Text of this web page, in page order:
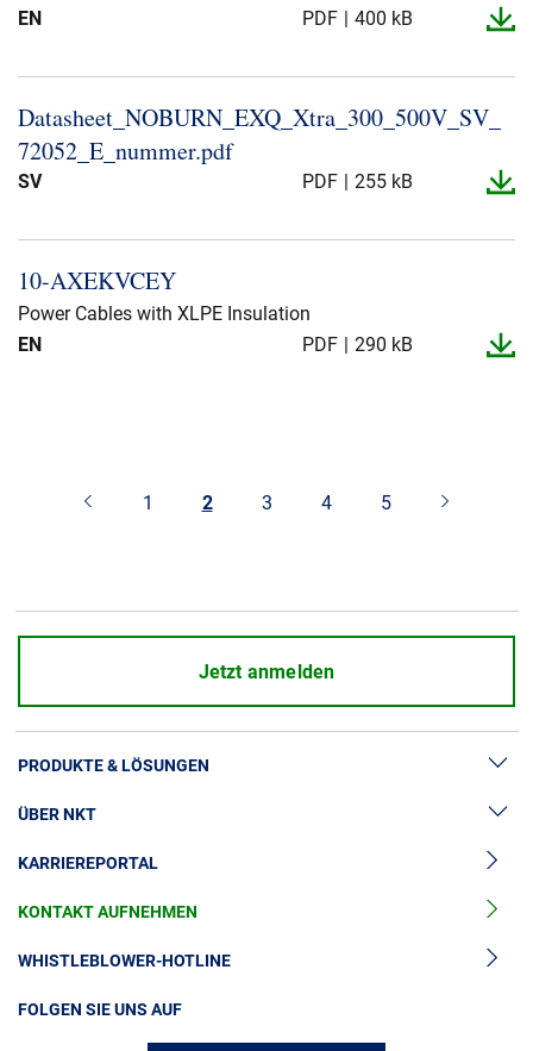
EN
PDF 400 kB
Datasheet_​NOBURN_​EXQ_​Xtra_​300_​500V_​SV_​
72052_​E_​nummer.​pdf
SV PDF 255 kB
10-​AXEKVCEY
Power Cables with XLPE Insulation
EN
PDF 290 kB
1 2 3 4 5
Jetzt anmelden
PRODUKTE & LÖSUNGEN
Hochspannung
Kabelgarnituren
Mittelspannungskabel
Niederspannungskabel
ÜBER NKT
News & Presse
Unsere Geschichte
Investoren
Nachhaltigkeit
KARRIEREPORTAL
KONTAKT AUFNEHMEN
WHISTLEBLOWER-HOTLINE
FOLGEN SIE UNS AUF